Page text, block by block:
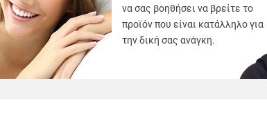
να σας βοηθήσει να βρείτε το
προϊόν που είναι κατάλληλο για
την δική σας ανάγκη.